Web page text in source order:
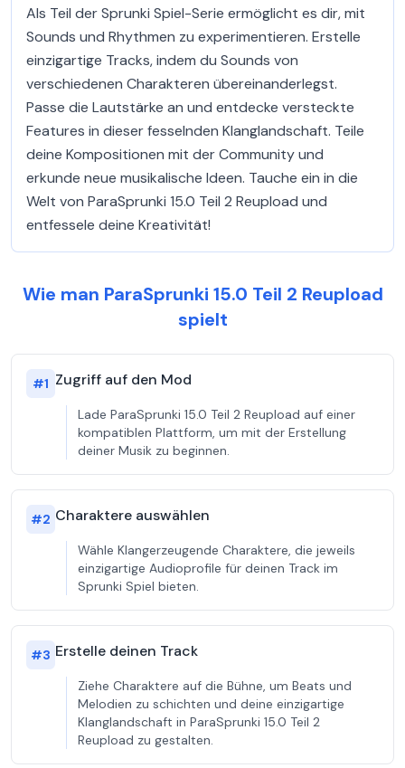
Als Teil der Sprunki Spiel-Serie ermöglicht es dir, mit
Sounds und Rhythmen zu experimentieren. Erstelle
einzigartige Tracks, indem du Sounds von
verschiedenen Charakteren übereinanderlegst.
Passe die Lautstärke an und entdecke versteckte
Features in dieser fesselnden Klanglandschaft. Teile
deine Kompositionen mit der Community und
erkunde neue musikalische Ideen. Tauche ein in die
Welt von ParaSprunki 15.0 Teil 2 Reupload und
entfessele deine Kreativität!
Wie man ParaSprunki 15.0 Teil 2 Reupload
spielt
#1 Zugriff auf den Mod
Lade ParaSprunki 15.0 Teil 2 Reupload auf einer
kompatiblen Plattform, um mit der Erstellung
deiner Musik zu beginnen.
#2 Charaktere auswählen
Wähle Klangerzeugende Charaktere, die jeweils
einzigartige Audioprofile für deinen Track im
Sprunki Spiel bieten.
#3 Erstelle deinen Track
Ziehe Charaktere auf die Bühne, um Beats und
Melodien zu schichten und deine einzigartige
Klanglandschaft in ParaSprunki 15.0 Teil 2
Reupload zu gestalten.